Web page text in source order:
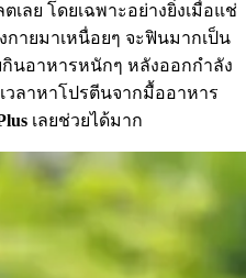
ลย โดยเฉพาะอย่างยิ่งเมื่อแช่
ายมาเหนื่อยๆ จะฟินมากเป็น
นอาหารหนักๆ หลังออกกำลัง
วลาหาโปรตีนจากมื้ออาหาร
เลยช่วยได้มาก